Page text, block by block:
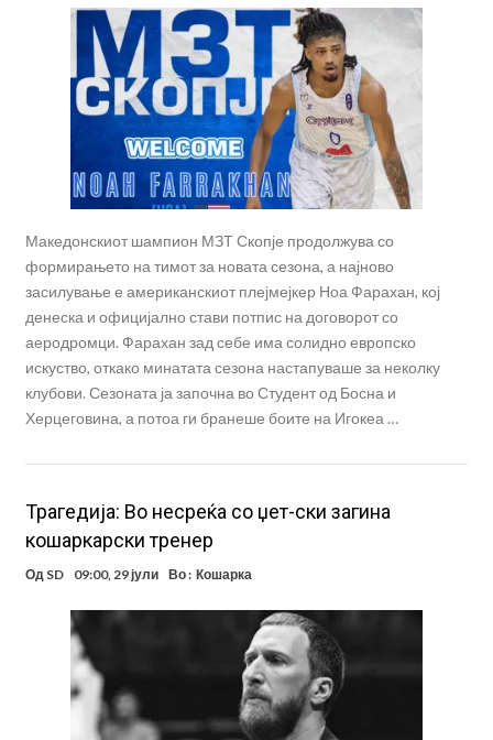
Македонскиот шампион МЗТ Скопје продолжува со
формирањето на тимот за новата сезона, а најново
засилување е американскиот плејмејкер Ноа Фарахан, кој
денеска и официјално стави потпис на договорот со
аеродромци. Фарахан зад себе има солидно европско
искуство, откако минатата сезона настапуваше за неколку
клубови. Сезоната ја започна во Студент од Босна и
Херцеговина, а потоа ги бранеше боите на Игокеа …
Трагедија: Во несреќа со џет-ски загина
кошаркарски тренер
Од SD 09:00, 29 јули Во : Кошарка